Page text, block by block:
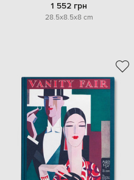
1 552 грн
28.5x8.5x8 cm